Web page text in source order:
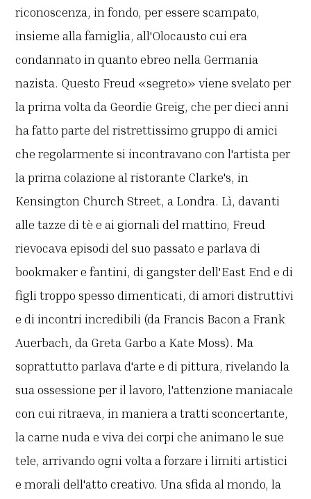
riconoscenza, in fondo, per essere scampato,
insieme alla famiglia, all'Olocausto cui era
condannato in quanto ebreo nella Germania
nazista. Questo Freud «segreto» viene svelato per
la prima volta da Geordie Greig, che per dieci anni
ha fatto parte del ristrettissimo gruppo di amici
che regolarmente si incontravano con l'artista per
la prima colazione al ristorante Clarke's, in
Kensington Church Street, a Londra. Lì, davanti
alle tazze di tè e ai giornali del mattino, Freud
rievocava episodi del suo passato e parlava di
bookmaker e fantini, di gangster dell'East End e di
figli troppo spesso dimenticati, di amori distruttivi
e di incontri incredibili (da Francis Bacon a Frank
Auerbach, da Greta Garbo a Kate Moss). Ma
soprattutto parlava d'arte e di pittura, rivelando la
sua ossessione per il lavoro, l'attenzione maniacale
con cui ritraeva, in maniera a tratti sconcertante,
la carne nuda e viva dei corpi che animano le sue
tele, arrivando ogni volta a forzare i limiti artistici
e morali dell'atto creativo. Una sfida al mondo, la